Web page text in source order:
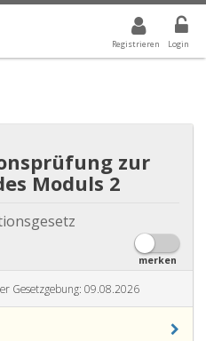
Registrieren Login
WERT IST ALLE
zur
Moduls 2
merken
Gesetzgebung: 09.08.2026